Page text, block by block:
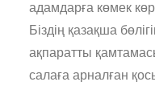
адамдарға көмек
Біздің қазақша
ақпаратты
салаға арналған